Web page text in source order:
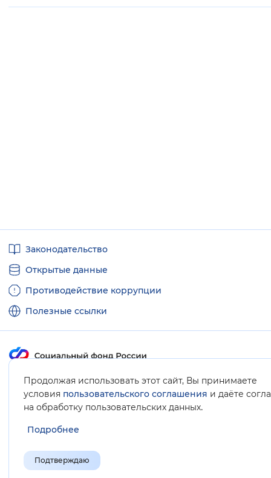
Продолжая использовать этот сайт, Вы принимаете
условия пользовательского соглашения и даёте
на обработку пользовательских данных.
Подробнее
Подтверждаю
ссылкиЗаконодательство
Открытые данные
Противодействие коррупции
Полезные ссылки
Карта сайта
© Социальный фонд России, 2008-2026